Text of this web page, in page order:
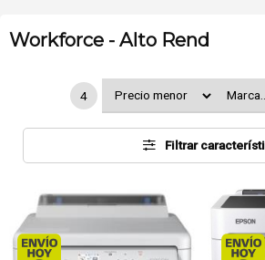
Workforce - Alto Rend
4
Filtrar
Envío hoy. Comprando antes de